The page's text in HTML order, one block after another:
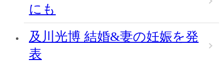
にも
及川光博 結婚&妻の妊娠を発
表